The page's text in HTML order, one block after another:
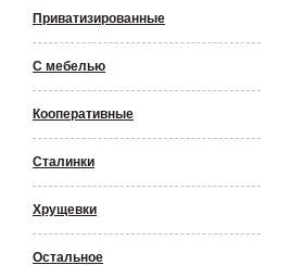
Приватизированные
С мебелью
Кооперативные
Сталинки
Хрущевки
Остальное